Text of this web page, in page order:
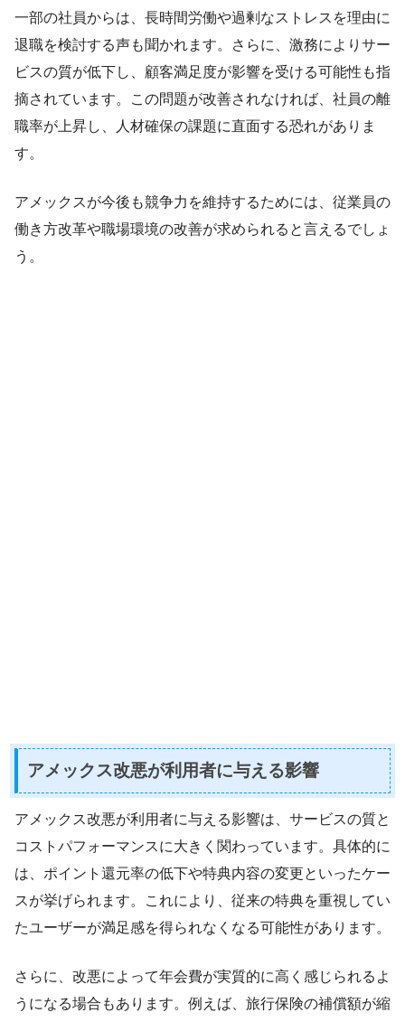
一部の社員からは、長時間労働や過剰なストレスを理由に
退職を検討する声も聞かれます。さらに、激務によりサー
ビスの質が低下し、顧客満足度が影響を受ける可能性も指
摘されています。この問題が改善されなければ、社員の離
職率が上昇し、人材確保の課題に直面する恐れがありま
す。
アメックスが今後も競争力を維持するためには、従業員の
働き方改革や職場環境の改善が求められると言えるでしょ
う。
アメックス改悪が利用者に与える影響
アメックス改悪が利用者に与える影響は、サービスの質と
コストパフォーマンスに大きく関わっています。具体的に
は、ポイント還元率の低下や特典内容の変更といったケー
スが挙げられます。これにより、従来の特典を重視してい
たユーザーが満足感を得られなくなる可能性があります。
さらに、改悪によって年会費が実質的に高く感じられるよ
うになる場合もあります。例えば、旅行保険の補償額が縮